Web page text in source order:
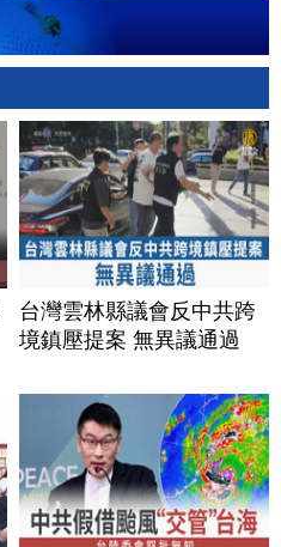
台灣雲林縣議會反中共跨
境鎮壓提案 無異議通過